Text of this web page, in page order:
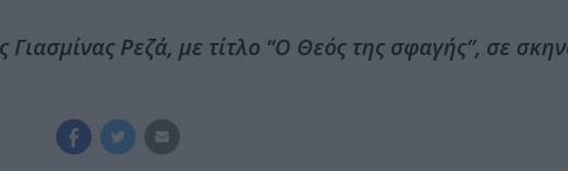
Ρεζά, με τίτλο “Ο Θεός της σφαγής”, σε